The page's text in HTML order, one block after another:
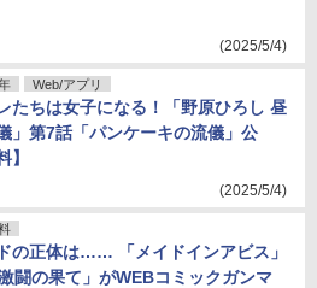
(2025/5/4)
Web/アプリ
たちは女子になる！「野原ひろし 昼
」第7話「パンケーキの流儀」公
】
(2025/5/4)
の正体は…… 「メイドインアビス」
闘の果て」がWEBコミックガンマ